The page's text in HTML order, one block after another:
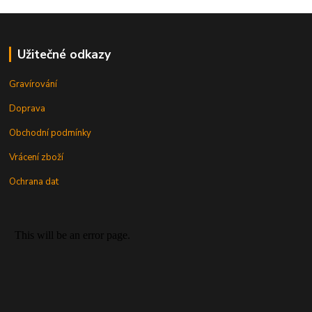
Užitečné odkazy
Gravírování
Doprava
Obchodní podmínky
Vrácení zboží
Ochrana dat